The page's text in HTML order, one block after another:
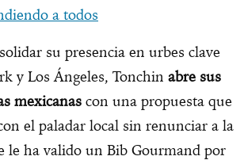
a todos
su presencia en urbes clave
y Los Ángeles, Tonchin abre sus
mexicanas con una propuesta que
el paladar local sin renunciar a la
le ha valido un Bib Gourmand por